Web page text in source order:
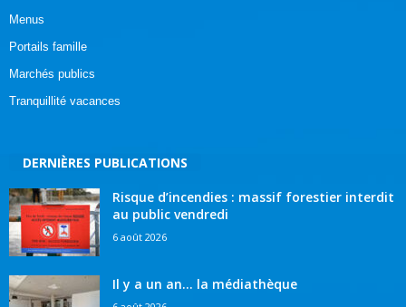
Menus
Portails famille
Marchés publics
Tranquillité vacances
DERNIÈRES PUBLICATIONS
Risque d’incendies : massif forestier interdit
au public vendredi
6 août 2026
Il y a un an… la médiathèque